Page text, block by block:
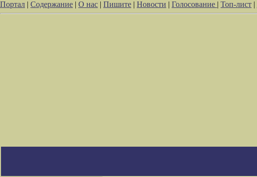
Портал | Содержание | О нас | Пишите | Новости | Голосование | Топ-лист |